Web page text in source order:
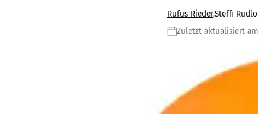
Rufus Rieder,Steffi
Zuletzt aktualisiert am